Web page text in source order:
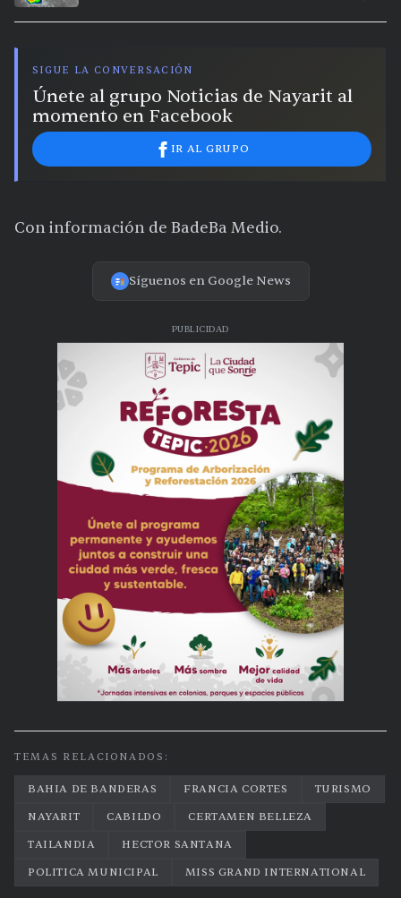
SIGUE LA CONVERSACIÓN
Únete al grupo Noticias de Nayarit al
momento en Facebook
IR AL GRUPO
Con información de BadeBa Medio.
Síguenos en Google News
PUBLICIDAD
TEMAS RELACIONADOS:
BAHIA DE BANDERAS FRANCIA CORTES
TURISMO
NAYARIT
CABILDO
CERTAMEN BELLEZA
TAILANDIA
HECTOR SANTANA
POLITICA MUNICIPAL
MISS GRAND INTERNATIONAL